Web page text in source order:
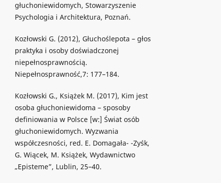
głuchoniewidomych, Stowarzyszenie
Psychologia i Architektura, Poznań.
Kozłowski G. (2012), Głuchoślepota – głos
praktyka i osoby doświadczonej
niepełnosprawnością.
Niepełnosprawność,7: 177–184.
Kozłowski G., Książek M. (2017), Kim jest
osoba głuchoniewidoma – sposoby
definiowania w Polsce [w:] Świat osób
głuchoniewidomych. Wyzwania
współczesności, red. E. Domagała- -Zyśk,
G. Wiącek, M. Książek, Wydawnictwo
„Episteme”, Lublin, 25–40.